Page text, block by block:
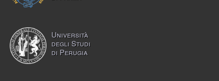
Università
degli Studi
di Perugia